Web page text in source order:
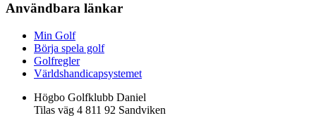
Användbara länkar
Min Golf
Börja spela golf
Golfregler
Världshandicapsystemet
Högbo Golfklubb Daniel
Tilas väg 4 811 92 Sandviken